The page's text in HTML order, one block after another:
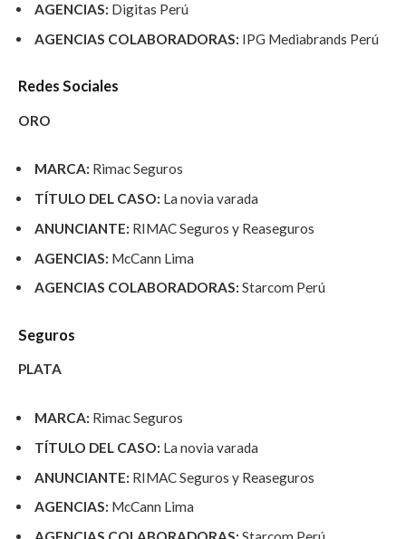
AGENCIAS: Digitas Perú
AGENCIAS COLABORADORAS: IPG Mediabrands Perú
Redes Sociales
ORO
MARCA: Rimac Seguros
TÍTULO DEL CASO: La novia varada
ANUNCIANTE: RIMAC Seguros y Reaseguros
AGENCIAS: McCann Lima
AGENCIAS COLABORADORAS: Starcom Perú
Seguros
PLATA
MARCA: Rimac Seguros
TÍTULO DEL CASO: La novia varada
ANUNCIANTE: RIMAC Seguros y Reaseguros
AGENCIAS: McCann Lima